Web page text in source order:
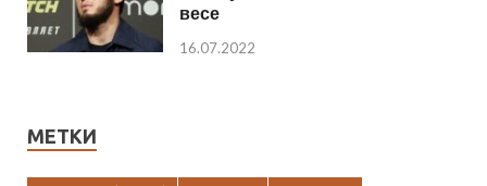
весе
16.07.2022
МЕТКИ